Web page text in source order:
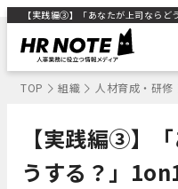
TOP 組織 人材育成・研修
【実践編③】
うする？」